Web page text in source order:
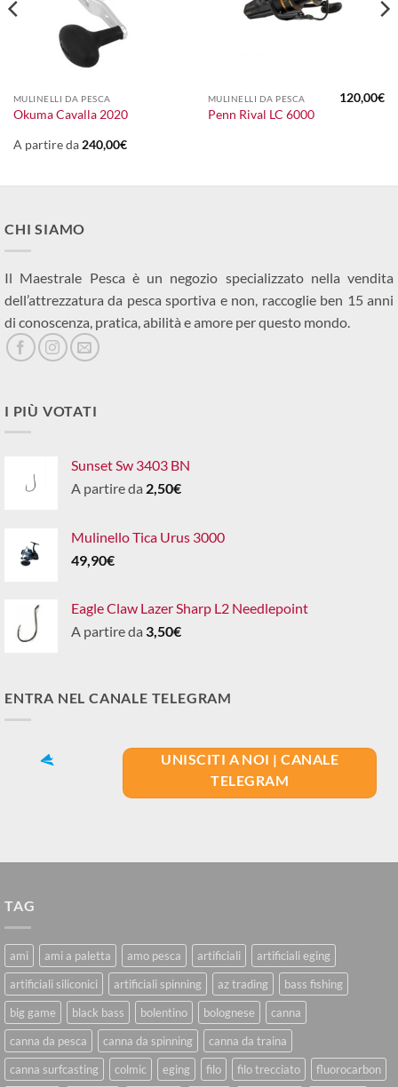
MULINELLI DA PESCA
Okuma Cavalla 2020
A partire da240,00€
MULINELLI DA PESCA
Penn Rival LC 6000
120,00€
CHI SIAMO
Il Maestrale Pesca è un negozio specializzato nella vendita
dell’attrezzatura da pesca sportiva e non, raccoglie ben 15 anni
di conoscenza, pratica, abilità e amore per questo mondo.
I PIÙ VOTATI
Sunset Sw 3403 BN
A partire da 2,50€
Mulinello Tica Urus 3000
49,90€
Eagle Claw Lazer Sharp L2 Needlepoint
A partire da 3,50€
ENTRA NEL CANALE TELEGRAM
UNISCITI A NOI | CANALE
TELEGRAM
TAG
ami ami a paletta amo pesca artificiali
artificiali eging
artificiali siliconici
artificiali spinning az trading
bass fishing
big game
black bass bolentino bolognese
canna
canna da pesca
canna da spinning
canna da traina
canna surfcasting
colmic eging filo filo trecciato fluorocarbon